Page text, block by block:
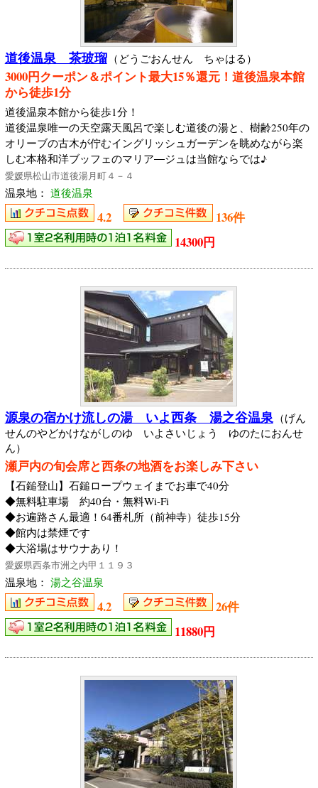
道後温泉 茶玻瑠 （どうごおんせん ちゃはる）
3000円クーポン＆ポイント最大15％還元！道後温泉本館
から徒歩1分
道後温泉本館から徒歩1分！
道後温泉唯一の天空露天風呂で楽しむ道後の湯と、樹齢250年の
オリーブの古木が佇むイングリッシュガーデンを眺めながら楽
しむ本格和洋ブッフェのマリア―ジュは当館ならでは♪
愛媛県松山市道後湯月町４－４
温泉地： 道後温泉
4.2
136件
14300円
源泉の宿かけ流しの湯 いよ西条 湯之谷温泉（げん
せんのやどかけながしのゆ いよさいじょう ゆのたにおんせ
ん）
瀬戸内の旬会席と西条の地酒をお楽しみ下さい
【石鎚登山】石鎚ロープウェイまでお車で40分
◆無料駐車場 約40台・無料Wi-Fi
◆お遍路さん最適！64番札所（前神寺）徒歩15分
◆館内は禁煙です
◆大浴場はサウナあり！
愛媛県西条市洲之内甲１１９３
温泉地： 湯之谷温泉
4.2
26件
11880円